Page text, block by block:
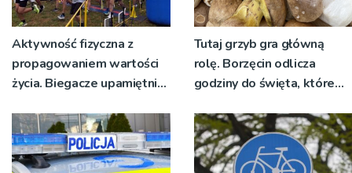
Aktywność fizyczna z
propagowaniem wartości
życia. Biegacze upamiętnili
Tutaj grzyb gra główną
rolę. Borzęcin odlicza
godziny do święta, które
pokoleń